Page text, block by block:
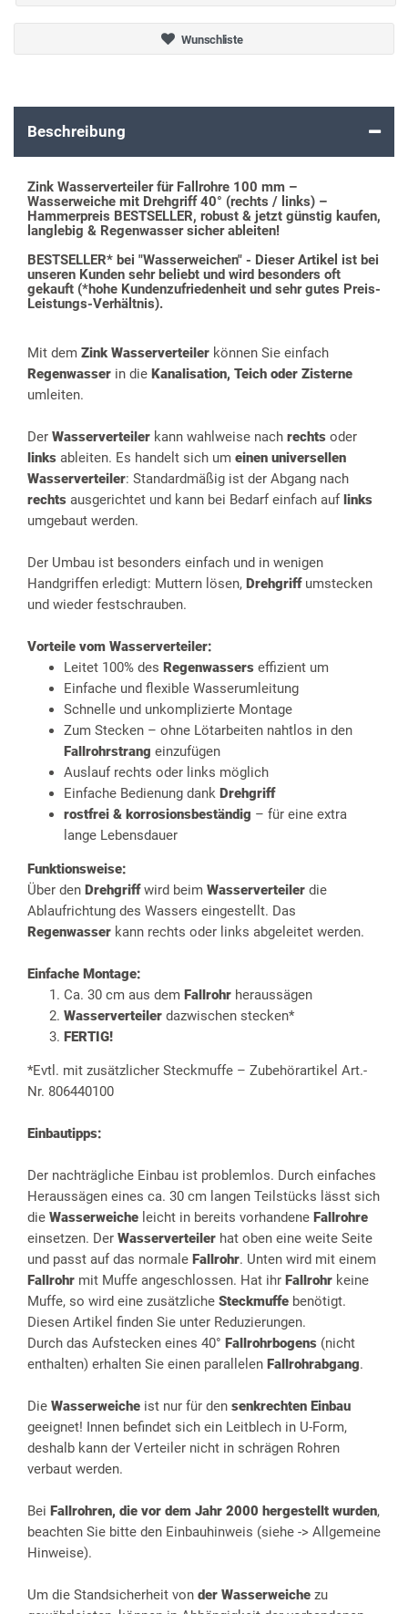
Wunschliste
Beschreibung
Zink Wasserverteiler für Fallrohre 100 mm –
Wasserweiche mit Drehgriff 40° (rechts / links) –
Hammerpreis BESTSELLER, robust & jetzt günstig kaufen,
langlebig & Regenwasser sicher ableiten!
BESTSELLER* bei "Wasserweichen" - Dieser Artikel ist bei
unseren Kunden sehr beliebt und wird besonders oft
gekauft (*hohe Kundenzufriedenheit und sehr gutes Preis-
Leistungs-Verhältnis).
Mit dem Zink Wasserverteiler können Sie einfach
Regenwasser in die Kanalisation, Teich oder Zisterne
umleiten.
Der Wasserverteiler kann wahlweise nach rechts oder
links ableiten. Es handelt sich um einen universellen
Wasserverteiler: Standardmäßig ist der Abgang nach
rechts ausgerichtet und kann bei Bedarf einfach auflinks
umgebaut werden.
Der Umbau ist besonders einfach und in wenigen
Handgriffen erledigt: Muttern lösen, Drehgriffumstecken
und wieder festschrauben.
Vorteile vom Wasserverteiler:
Leitet 100% des Regenwassers effizient um
Einfache und flexible Wasserumleitung
Schnelle und unkomplizierte Montage
Zum Stecken – ohne Lötarbeiten nahtlos in den
Fallrohrstrang einzufügen
Auslauf rechts oder links möglich
Einfache Bedienung dank Drehgriff
rostfrei & korrosionsbeständig – für eine extra
lange Lebensdauer
Funktionsweise:
Über den Drehgriffwird beim Wasserverteiler die
Ablaufrichtung des Wassers eingestellt. Das
Regenwasser kann rechts oder links abgeleitet werden.
Einfache Montage:
Ca. 30 cm aus dem Fallrohr heraussägen
Wasserverteiler dazwischen stecken*
FERTIG!
*Evtl. mit zusätzlicher Steckmuffe – Zubehörartikel Art.-
Nr. 806440100
Einbautipps:
Der nachträgliche Einbau ist problemlos. Durch einfaches
Heraussägen eines ca. 30 cm langen Teilstücks lässt sich
die Wasserweiche leicht in bereits vorhandene Fallrohre
einsetzen. Der Wasserverteiler hat oben eine weite Seite
und passt auf das normale Fallrohr. Unten wird mit einem
Fallrohr mit Muffe angeschlossen. Hat ihr Fallrohr keine
Muffe, so wird eine zusätzliche Steckmuffe benötigt.
Diesen Artikel finden Sie unter Reduzierungen.
Durch das Aufstecken eines 40° Fallrohrbogens (nicht
enthalten) erhalten Sie einen parallelen Fallrohrabgang.
Die Wasserweiche ist nur für den senkrechten Einbau
geeignet! Innen befindet sich ein Leitblech in U-Form,
deshalb kann der Verteiler nicht in schrägen Rohren
verbaut werden.
Bei Fallrohren, die vor dem Jahr 2000 hergestellt wurden,
beachten Sie bitte den Einbauhinweis (siehe -> Allgemeine
Hinweise).
Um die Standsicherheit von der Wasserweiche zu